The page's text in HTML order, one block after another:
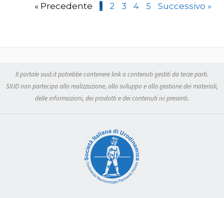
« Precedente 1 2 3 4 5 Successivo »
Il portale siud.it potrebbe contenere link a contenuti gestiti da terze parti.
SIUD non partecipa alla realizzazione, allo sviluppo e alla gestione dei materiali,
delle informazioni, dei prodotti e dei contenuti ivi presenti.